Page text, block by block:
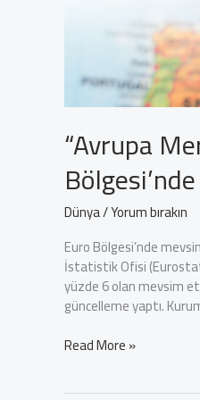
“Avrupa
Dünya/Yorum bırakın
Euro Bölgesi’nde
İstatistik Ofisi
yüzde 6 olan mevsim
güncelleme yaptı.
“Avrupa
Read More »